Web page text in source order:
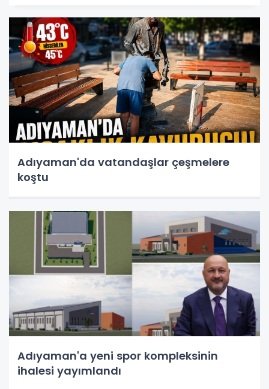
Adıyaman'da vatandaşlar çeşmelere
koştu
Adıyaman'a yeni spor kompleksinin
ihalesi yayımlandı